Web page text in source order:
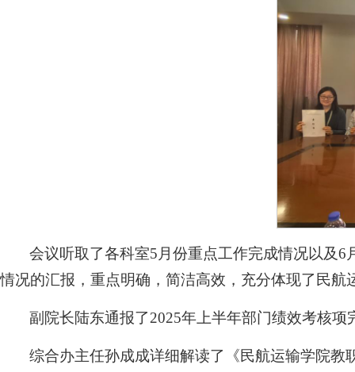
会议听取了各科室5月份重点工作完成情况以及
情况的汇报，重点明确，简洁高效，充分体现了民
副院长陆东通报了2025年上半年部门绩效考核
综合办主任孙成成详细解读了《民航运输学院